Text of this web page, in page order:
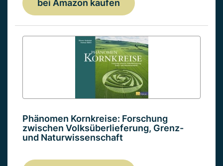
bei Amazon kaufen
Phänomen Kornkreise: Forschung
zwischen Volksüberlieferung, Grenz-
und Naturwissenschaft